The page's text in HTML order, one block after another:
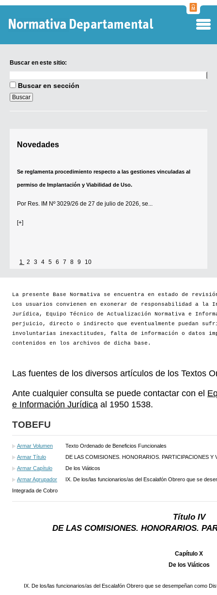
Buscar en este sitio:
en
sitio:
Buscar en sección
Novedades
Se reglamenta procedimiento respecto a las gestiones vinculadas al
permiso de Implantación y Viabilidad de Uso.
Por Res. IM Nº 3029/26 de 27 de julio de 2026, se...
[+]
1 2 3 4 5 6 7 8 9 10
La presente Base Normativa se encuentra en estado de
Los usuarios convienen en exonerar de responsabilidad a la
Jurídica, Equipo Técnico de Actualización Normativa e
perjuicio, directo o indirecto que eventualmente puedan
involuntarias inexactitudes, falta de información o datos
contenidos en los archivos de dicha base.
Las fuentes de los diversos artículos de los Textos
Ante cualquier consulta se puede contactar con el
e Información Jurídica al 1950 1538.
TOBEFU
Armar Volumen
Texto Ordenado de Beneficios Funcionales
Armar Título
DE LAS COMISIONES. HONORARIOS. PARTICIPACIONES Y
Armar Capítulo
De los Viáticos
Armar Agrupador
IX. De los/las funcionarios/as del Escalafón Obrero que se
Integrada de Cobro
Título IV
DE LAS COMISIONES. HONORARIOS.
Capítulo X
De los Viáticos
IX. De los/las funcionarios/as del Escalafón Obrero que se desempeñan como